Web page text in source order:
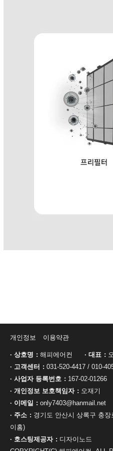
개인정보 이용약관
· 상호명 해피에어컨 · 대표
· 고객센터
031-520-4417 / 010-
· 사업자 등록번호
167-02-01266
· 개인정보 보호책임자
오재기
· 이메일
only7403@hanmail.net
· 주소
경기도 안산시 상록구 충
이홈)
· 호스팅제공자
디자이노드